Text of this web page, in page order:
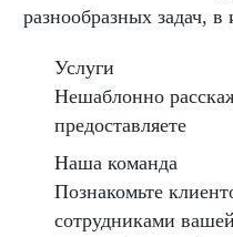
разнообразных задач, в
Услуги
Нешаблонно
предоставляете
Наша команда
Познакомьте
сотрудниками